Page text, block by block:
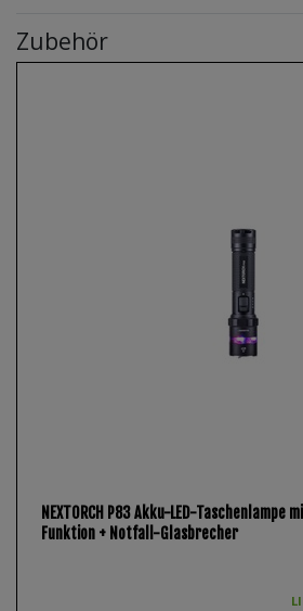
Zubehör
NEXTORCH P83 Akku-LED-
Funktion + Notfall-Glasbrecher